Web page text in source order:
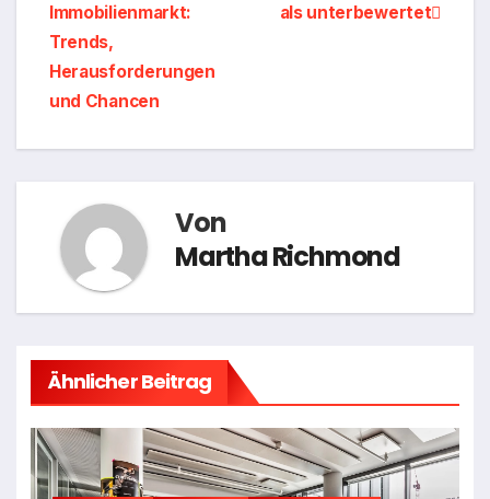
als unterbewertet
Immobilienmarkt:
Trends,
Herausforderungen
und Chancen
Von
Martha Richmond
Ähnlicher Beitrag